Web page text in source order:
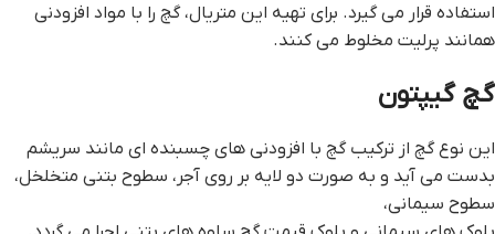
استفاده قرار می گیرد. برای تهیه این متریال، گچ را با مواد افزودنی
همانند پرلیت مخلوط می کنند.
گچ گیپتون
این نوع گچ از ترکیب گچ با افزودنی های چسبنده ای مانند سریشم
بدست می آید و به صورت دو لایه بر روی آجر، سطوح بتنی متخلخل،
سطوح سیمانی،